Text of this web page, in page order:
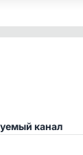
канал